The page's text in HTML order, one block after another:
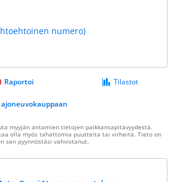
numero)
Tilastot
Raportoi
myyjän antamien tietojen paikkansapitävyydestä.
olla myös tahattomia puutteita tai virheitä. Tieto on
sen pyynnöstäsi vahvistanut.